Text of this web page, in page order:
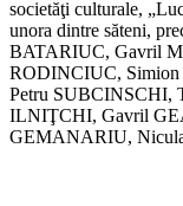
societăţi culturale,
unora dintre săteni,
BATARIUC, Gavril
RODINCIUC,
Petru SUBCINSCHI,
ILNIŢCHI, Gavril
GEMANARIU,